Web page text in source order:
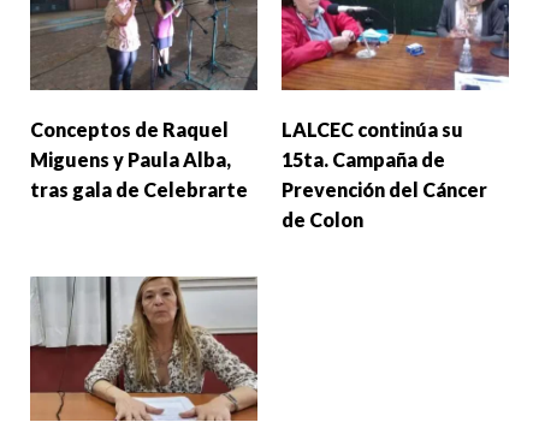
Conceptos de Raquel
Miguens y Paula Alba,
tras gala de Celebrarte
LALCEC continúa su
15ta. Campaña de
Prevención del Cáncer
de Colon